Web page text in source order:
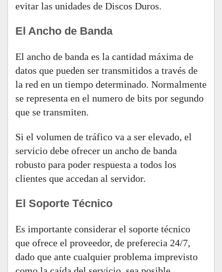
evitar las unidades de Discos Duros.
El Ancho de Banda
El ancho de banda es la cantidad máxima de
datos que pueden ser transmitidos a través de
la red en un tiempo determinado. Normalmente
se representa en el numero de bits por segundo
que se transmiten.
Si el volumen de tráfico va a ser elevado, el
servicio debe ofrecer un ancho de banda
robusto para poder respuesta a todos los
clientes que accedan al servidor.
El Soporte Técnico
Es importante considerar el soporte técnico
que ofrece el proveedor, de preferecia 24/7,
dado que ante cualquier problema imprevisto